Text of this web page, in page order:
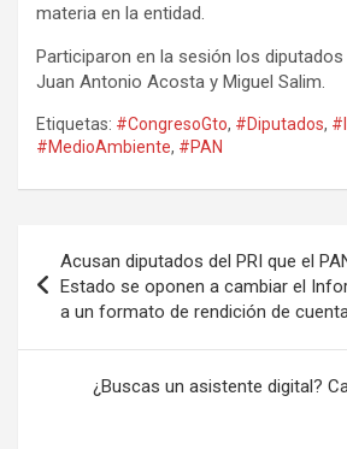
materia en la entidad.
Participaron en la sesión los diputados
Juan Antonio Acosta y Miguel Salim.
Etiquetas: #CongresoGto, #Diputados,
#MedioAmbiente, #PAN
de
entradas
Acusan diputados del PRI que el
Estado se oponen a cambiar el
a un formato de rendición de
¿Buscas un asistente digital?